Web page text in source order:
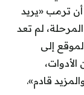
ترمب «يريد
لم تعد
إلى
قادم».